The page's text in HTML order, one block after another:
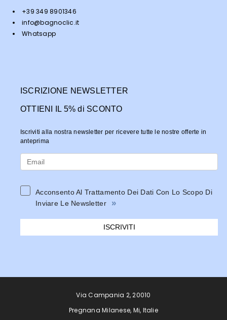
+39 349 8901346
info@bagnoclic.it
Whatsapp
ISCRIZIONE NEWSLETTER
OTTIENI IL 5% di SCONTO
Iscriviti alla nostra newsletter per ricevere tutte le nostre offerte in
anteprima
Acconsento Al Trattamento Dei Dati Con Lo Scopo Di
Inviare Le Newsletter
»
ISCRIVITI
Via Campania 2, 20010
Pregnana Milanese, Mi, Italie